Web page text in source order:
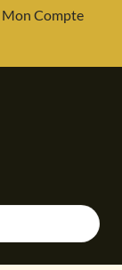
Mon Compte